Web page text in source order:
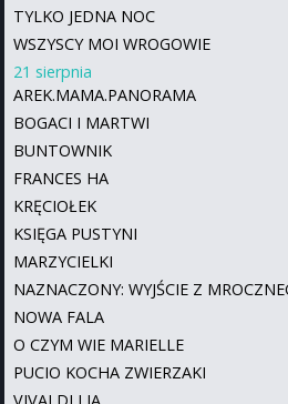
TYLKO JEDNA NOC
WSZYSCY MOI WROGOWIE
21 sierpnia
AREK.MAMA.PANORAMA
BOGACI I MARTWI
BUNTOWNIK
FRANCES HA
KRĘCIOŁEK
KSIĘGA PUSTYNI
MARZYCIELKI
NAZNACZONY: WYJŚCIE Z
NOWA FALA
O CZYM WIE MARIELLE
PUCIO KOCHA ZWIERZAKI